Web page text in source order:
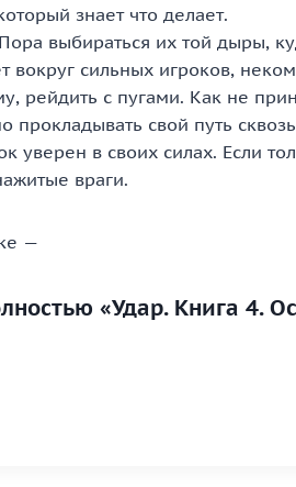
знает что делает.
выбираться их той дыры,
вокруг сильных игроков,
рейдить с пугами. Как не
прокладывать свой путь
уверен в своих силах. Если
враги.
—
«Удар. Книга 4.